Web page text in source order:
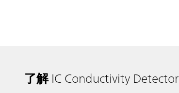
了解IC Conductivity Detector